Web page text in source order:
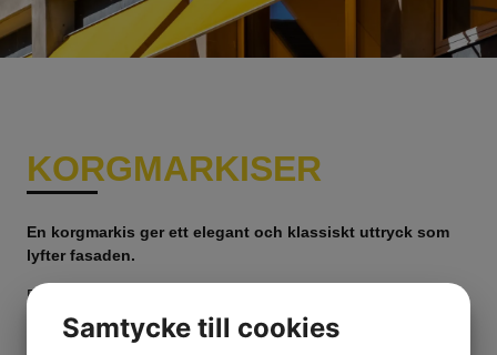
KORG­MARKISER
En korgmarkis ger ett elegant och klassiskt uttryck som
lyfter fasaden.
Passar lika bra för privatbostäder som för kontor, butiker och
restauranger. Både dekorativt och funktionellt – ett solskydd
med stil.Samtycke till cookies